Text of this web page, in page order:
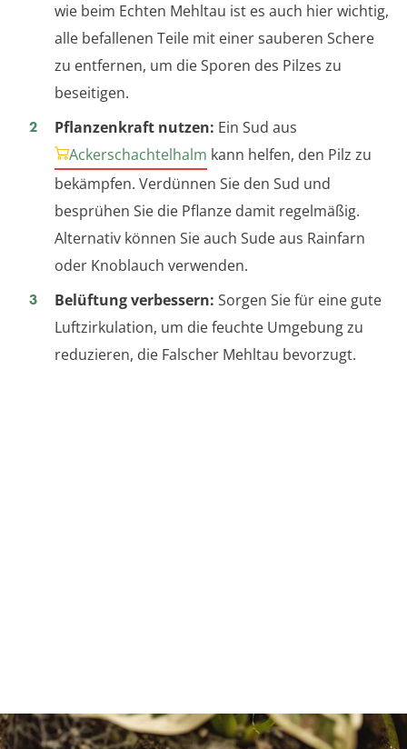
wie beim Echten Mehltau ist es auch hier wichtig,
alle befallenen Teile mit einer sauberen Schere
zu entfernen, um die Sporen des Pilzes zu
beseitigen.
Pflanzenkraft nutzen: Ein Sud aus
Ackerschachtelhalm kann helfen, den Pilz zu
bekämpfen. Verdünnen Sie den Sud und
besprühen Sie die Pflanze damit regelmäßig.
Alternativ können Sie auch Sude aus Rainfarn
oder Knoblauch verwenden.
Belüftung verbessern: Sorgen Sie für eine gute
Luftzirkulation, um die feuchte Umgebung zu
reduzieren, die Falscher Mehltau bevorzugt.